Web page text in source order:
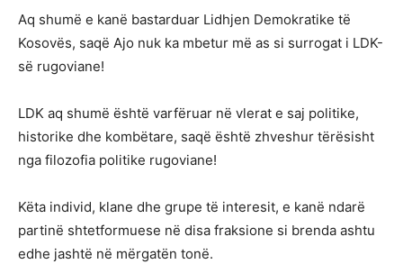
Aq shumë e kanë bastarduar Lidhjen Demokratike të
Kosovës, saqë Ajo nuk ka mbetur më as si surrogat i LDK-
së rugoviane!
LDK aq shumë është varfëruar në vlerat e saj politike,
historike dhe kombëtare, saqë është zhveshur tërësisht
nga filozofia politike rugoviane!
Këta individ, klane dhe grupe të interesit, e kanë ndarë
partinë shtetformuese në disa fraksione si brenda ashtu
edhe jashtë në mërgatën tonë.